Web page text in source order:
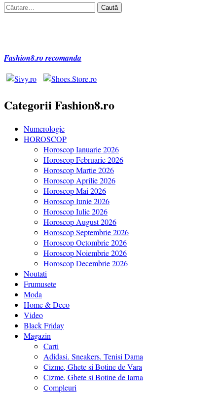
Caută
Fashion8.ro recomanda
Categorii Fashion8.ro
Numerologie
HOROSCOP
Horoscop Ianuarie 2026
Horoscop Februarie 2026
Horoscop Martie 2026
Horoscop Aprilie 2026
Horoscop Mai 2026
Horoscop Iunie 2026
Horoscop Iulie 2026
Horoscop August 2026
Horoscop Septembrie 2026
Horoscop Octombrie 2026
Horoscop Noiembrie 2026
Horoscop Decembrie 2026
Noutati
Frumusete
Moda
Home & Deco
Video
Black Friday
Magazin
Carti
Adidasi. Sneakers. Tenisi Dama
Cizme, Ghete si Botine de Vara
Cizme, Ghete si Botine de Iarna
Compleuri